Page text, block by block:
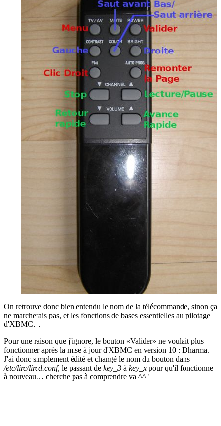
On retrouve donc bien entendu le nom de la télécommande, sinon ça
ne marcherais pas, et les fonctions de bases essentielles au pilotage
d'XBMC…
Pour une raison que j'ignore, le bouton «Valider» ne voulait plus
fonctionner après la mise à jour d'XBMC en version 10 : Dharma.
J'ai donc simplement édité et changé le nom du bouton dans
/etc/lirc/lircd.conf, le passant de key_3 à key_x pour qu'il fonctionne
à nouveau… cherche pas à comprendre va ^^"